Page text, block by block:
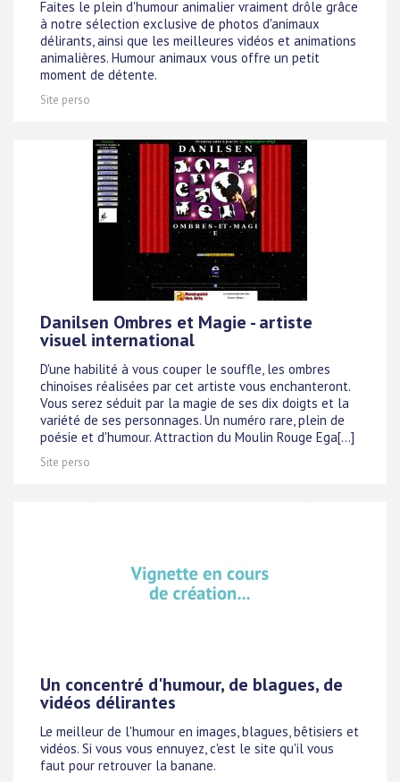
Faites le plein d'humour animalier vraiment drôle grâce
à notre sélection exclusive de photos d'animaux
délirants, ainsi que les meilleures vidéos et animations
animalières. Humour animaux vous offre un petit
moment de détente.
Site perso
Danilsen Ombres et Magie - artiste
visuel international
D'une habilité à vous couper le souffle, les ombres
chinoises réalisées par cet artiste vous enchanteront.
Vous serez séduit par la magie de ses dix doigts et la
variété de ses personnages. Un numéro rare, plein de
poésie et d'humour. Attraction du Moulin Rouge Ega[...]
Site perso
Un concentré d'humour, de blagues, de
vidéos délirantes
Le meilleur de l'humour en images, blagues, bêtisiers et
vidéos. Si vous vous ennuyez, c'est le site qu'il vous
faut pour retrouver la banane.